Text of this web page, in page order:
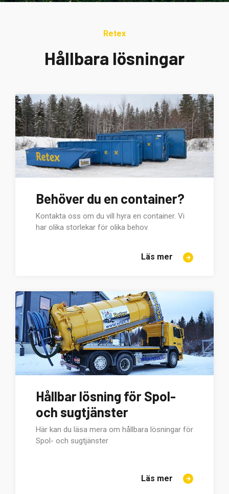
Retex
Hållbara lösningar
Behöver du en container?
Kontakta oss om du vill hyra en container. Vi
har olika storlekar för olika behov.
Läs mer
Hållbar lösning för Spol-
och sugtjänster
Här kan du läsa mera om hållbara lösningar för
Spol- och sugtjänster
Läs mer